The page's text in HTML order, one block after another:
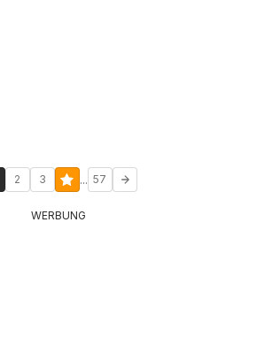
2 3 ... 57
WERBUNG